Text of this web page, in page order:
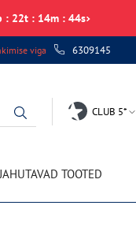
: 22t : 14m : 43s
viga 6309145
CLUB 5*
TOOTED